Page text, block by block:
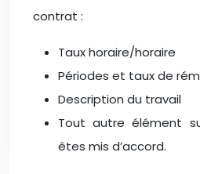
contrat :
Taux horaire/horaire
Périodes et taux de
Description du travail
Tout autre élément
êtes mis d’accord.